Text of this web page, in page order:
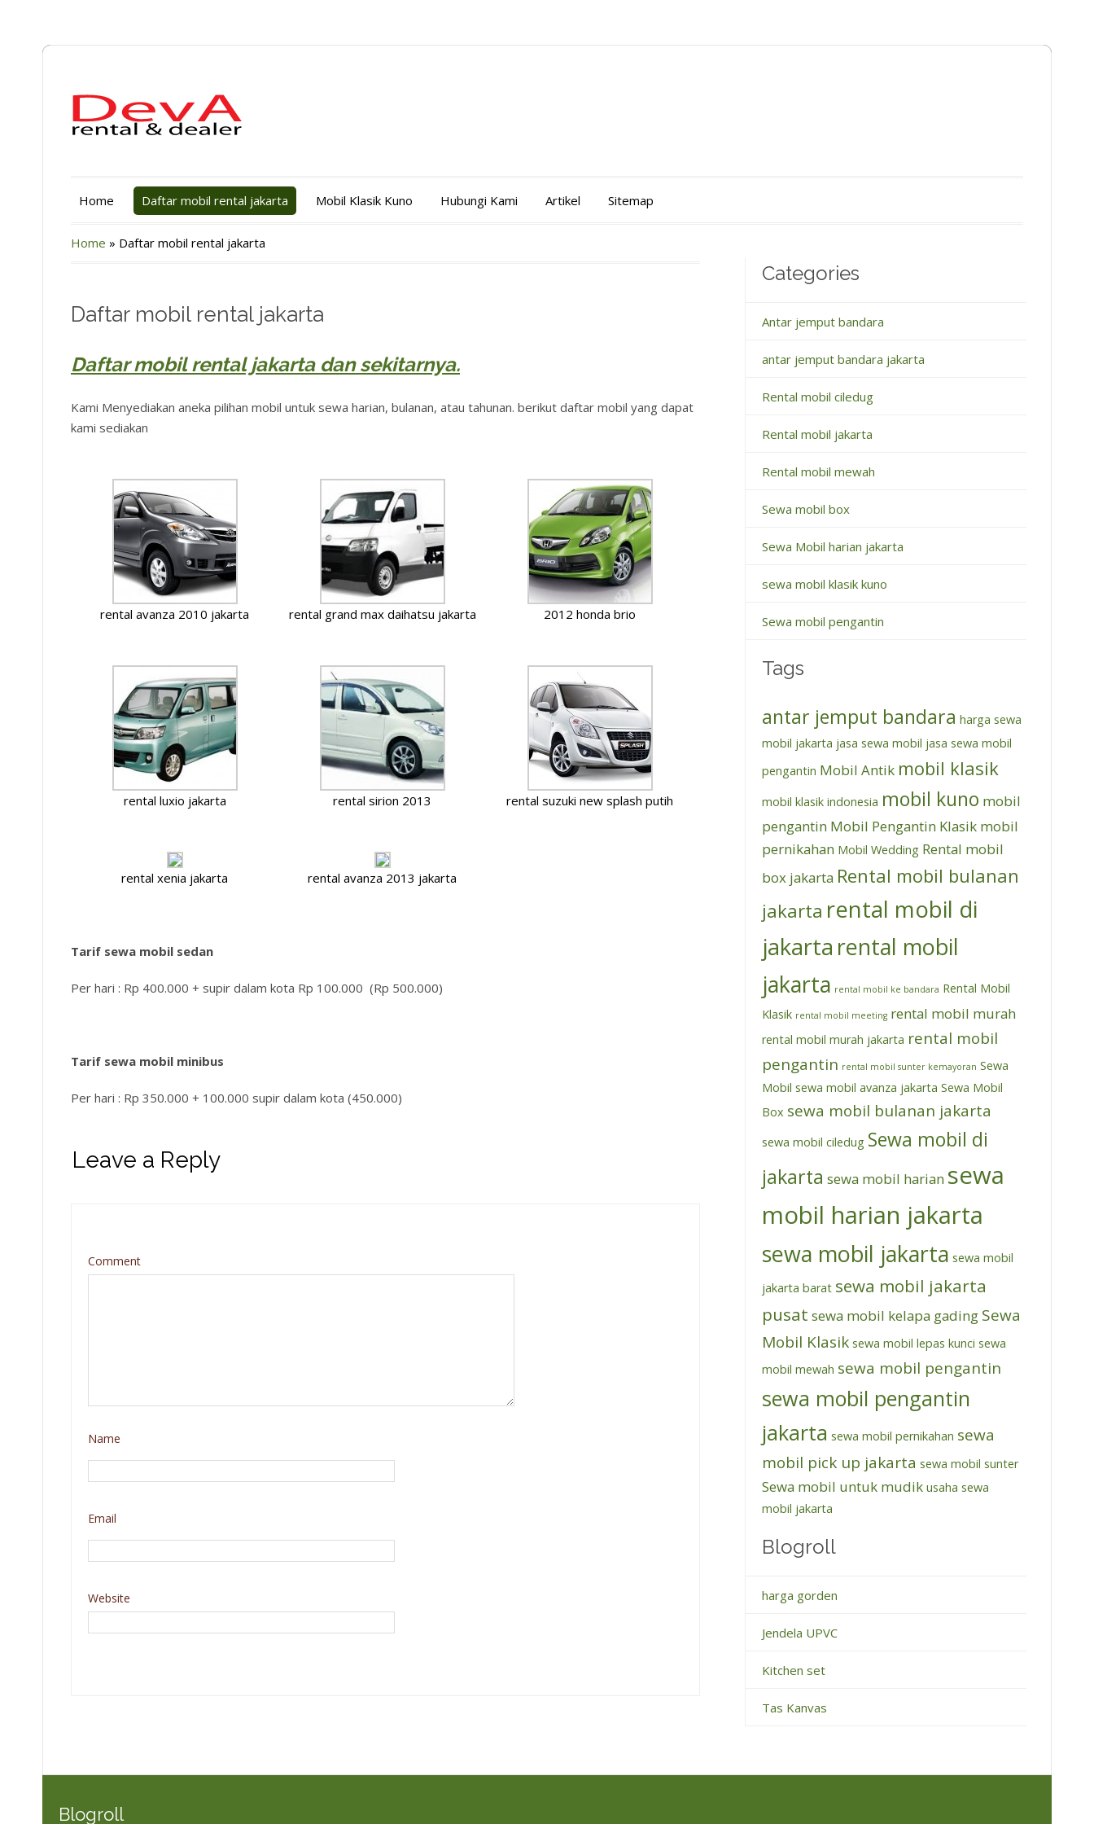
Home Daftar mobil rental jakarta Mobil Klasik Kuno Hubungi Kami Artikel Sitemap
Home » Daftar mobil rental jakarta
Daftar mobil rental jakarta
Daftar mobil rental jakarta dan sekitarnya.
Kami Menyediakan aneka pilihan mobil untuk sewa harian, bulanan, atau tahunan. berikut daftar mobil yang dapat
kami sediakan
rental avanza 2010 jakarta rental grand max daihatsu jakarta 2012 honda brio
rental luxio jakarta rental sirion 2013 rental suzuki new splash putih
rental xenia jakarta rental avanza 2013 jakarta
Tarif sewa mobil sedan
Per hari : Rp 400.000 + supir dalam kota Rp 100.000 (Rp 500.000)
Tarif sewa mobil minibus
Per hari : Rp 350.000 + 100.000 supir dalam kota (450.000)
Leave a Reply
Comment
Name
Email
Website
Categories
Antar jemput bandara
antar jemput bandara jakarta
Rental mobil ciledug
Rental mobil jakarta
Rental mobil mewah
Sewa mobil box
Sewa Mobil harian jakarta
sewa mobil klasik kuno
Sewa mobil pengantin
Tags
antar jemput bandara harga sewa
mobil jakarta jasa sewa mobil jasa sewa mobil
pengantin Mobil Antik mobil klasik
mobil klasik indonesia mobil kuno mobil
pengantin Mobil Pengantin Klasik mobil
pernikahan Mobil Wedding Rental mobil
box jakarta Rental mobil bulanan
jakarta rental mobil di
jakarta rental mobil
jakarta rental mobil ke bandara Rental Mobil
Klasik rental mobil meeting rental mobil murah
rental mobil murah jakarta rental mobil
pengantin rental mobil sunter kemayoran Sewa
Mobil sewa mobil avanza jakarta Sewa Mobil
Box sewa mobil bulanan jakarta
sewa mobil ciledug Sewa mobil di
jakarta sewa mobil harian sewa
mobil harian jakarta
sewa mobil jakarta sewa mobil
jakarta barat sewa mobil jakarta
pusat sewa mobil kelapa gading Sewa
Mobil Klasik sewa mobil lepas kunci sewa
mobil mewah sewa mobil pengantin
sewa mobil pengantin
jakarta sewa mobil pernikahan sewa
mobil pick up jakarta sewa mobil sunter
Sewa mobil untuk mudik usaha sewa
mobil jakarta
Blogroll
harga gorden
Jendela UPVC
Kitchen set
Tas Kanvas
Blogroll